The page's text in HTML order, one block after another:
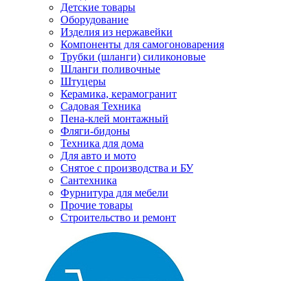
Детские товары
Оборудование
Изделия из нержавейки
Компоненты для самогоноварения
Трубки (шланги) силиконовые
Шланги поливочные
Штуцеры
Керамика, керамогранит
Садовая Техника
Пена-клей монтажный
Фляги-бидоны
Техника для дома
Для авто и мото
Снятое с производства и БУ
Сантехника
Фурнитура для мебели
Прочие товары
Строительство и ремонт